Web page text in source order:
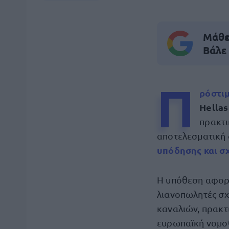
Μάθε
Π
αποτελεσματική
υπόδησης και
Η υπόθεση
λιανοπωλητές
καναλιών,
ευρωπαϊκή